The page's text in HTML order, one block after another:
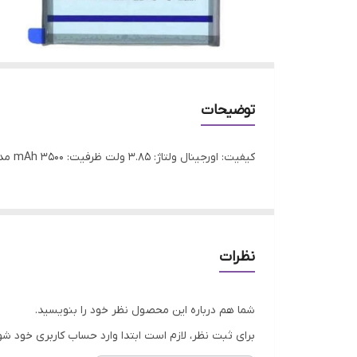
توضیحات
کیفیت: اورجینال ولتاژ: 3.85 ولت ظرفیت: 3500 mAh مدل های سازگار: (SM-N970F) Samsung Galaxy Note 10 گارانتی: 3 ماه گارانتی تعویض
نظرات
شما هم درباره این محصول نظر خود را بنویسید.
برای ثبت نظر، لازم است ابتدا وارد حساب کاربری خود